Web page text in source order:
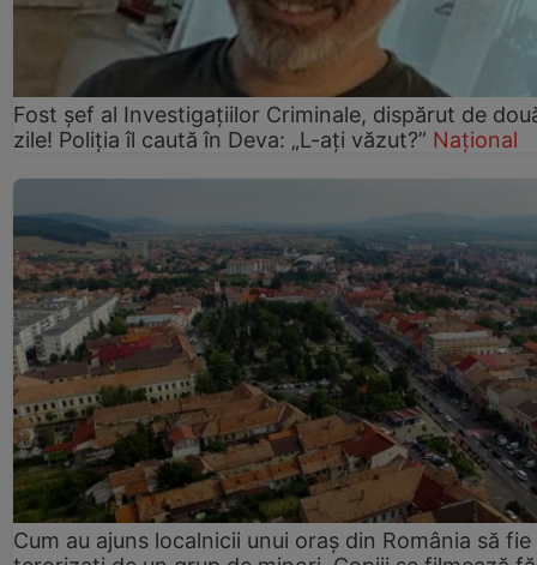
Fost șef al Investigațiilor Criminale, dispărut de
zile! Poliția îl caută în Deva: „L-ați văzut?” Național
Cum au ajuns localnicii unui oraș din România să fie